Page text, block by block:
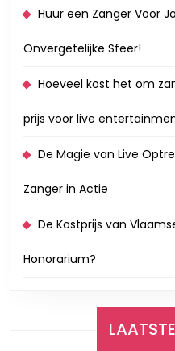
Huur een Zanger Voor
Onvergetelijke Sfeer!
Hoeveel kost het om
prijs voor live
De Magie van Live
Zanger in Actie
De Kostprijs van
Honorarium?